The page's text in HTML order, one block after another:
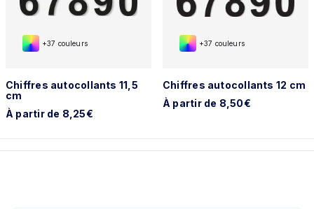
+37 couleurs
Chiffres autocollants 11,5
cm
À partir de 8,25€
+37 couleurs
Chiffres autocollants 12 cm
À partir de 8,50€